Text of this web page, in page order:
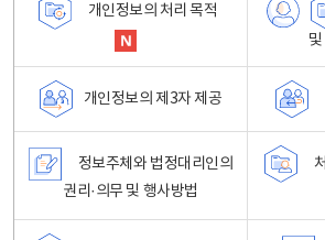
개인정보의 처리 목적
개인정보의 제3자 제공
정보주체와 법정대리인의
권리·의무 및 행사방법